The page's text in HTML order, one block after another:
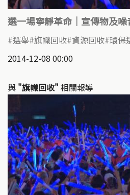
選一場寧靜革命｜宣傳物及
選舉 旗幟回收 資源回收 環保
2014-12-08 00:00
與 "旗幟回收" 相關報導